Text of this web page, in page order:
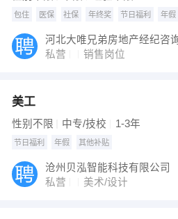
包住 医保 社保 年终奖 节日福利 年假
私营
销售岗位
美工
性别不限 中专/技校 1-3年
节日福利 年假 其他补贴
沧州贝泓智能科技有限公司
私营
美术/设计